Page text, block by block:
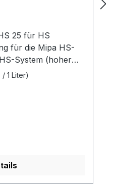
25 für HS
man Zeit und
(H226)
entzündbar (H332)
Hautreaktionen
die Atemwege
/ 1 Liter)